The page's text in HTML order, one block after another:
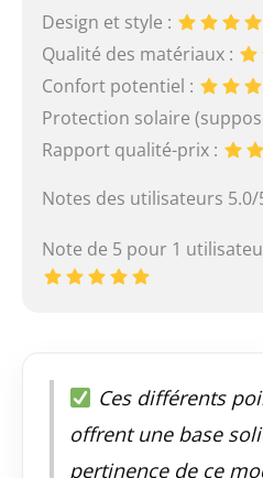
Design et style :
Qualité des matériaux :
Confort potentiel :
Protection solaire
Rapport qualité-prix :
Notes des utilisateurs 5.0/
Note de 5 pour 1
Ces différents
offrent une base
pertinence de ce